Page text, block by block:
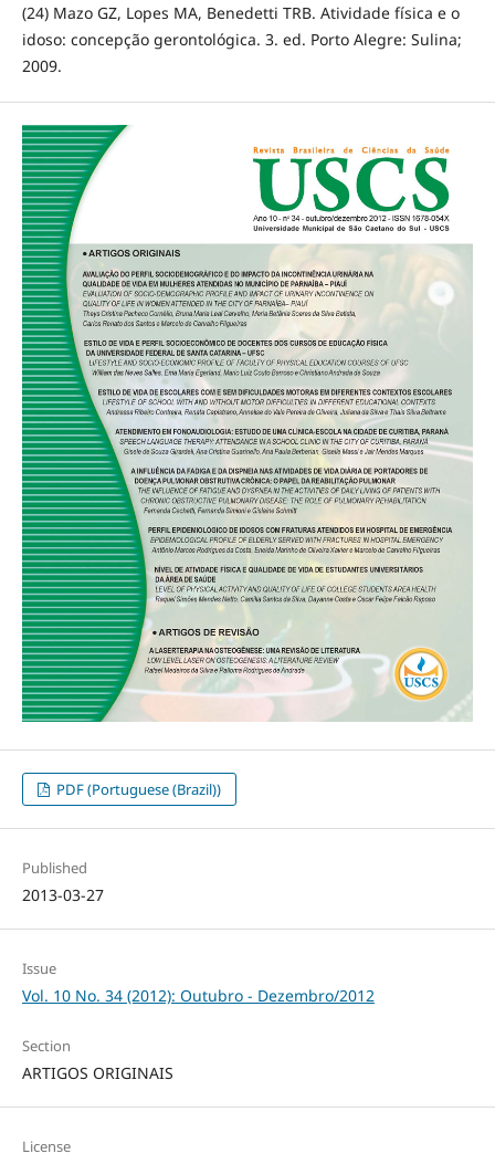
(24) Mazo GZ, Lopes MA, Benedetti TRB. Atividade física e o
idoso: concepção gerontológica. 3. ed. Porto Alegre: Sulina;
2009.
PDF (Portuguese (Brazil))
Published
2013-03-27
Issue
Vol. 10 No. 34 (2012): Outubro - Dezembro/2012
Section
ARTIGOS ORIGINAIS
License